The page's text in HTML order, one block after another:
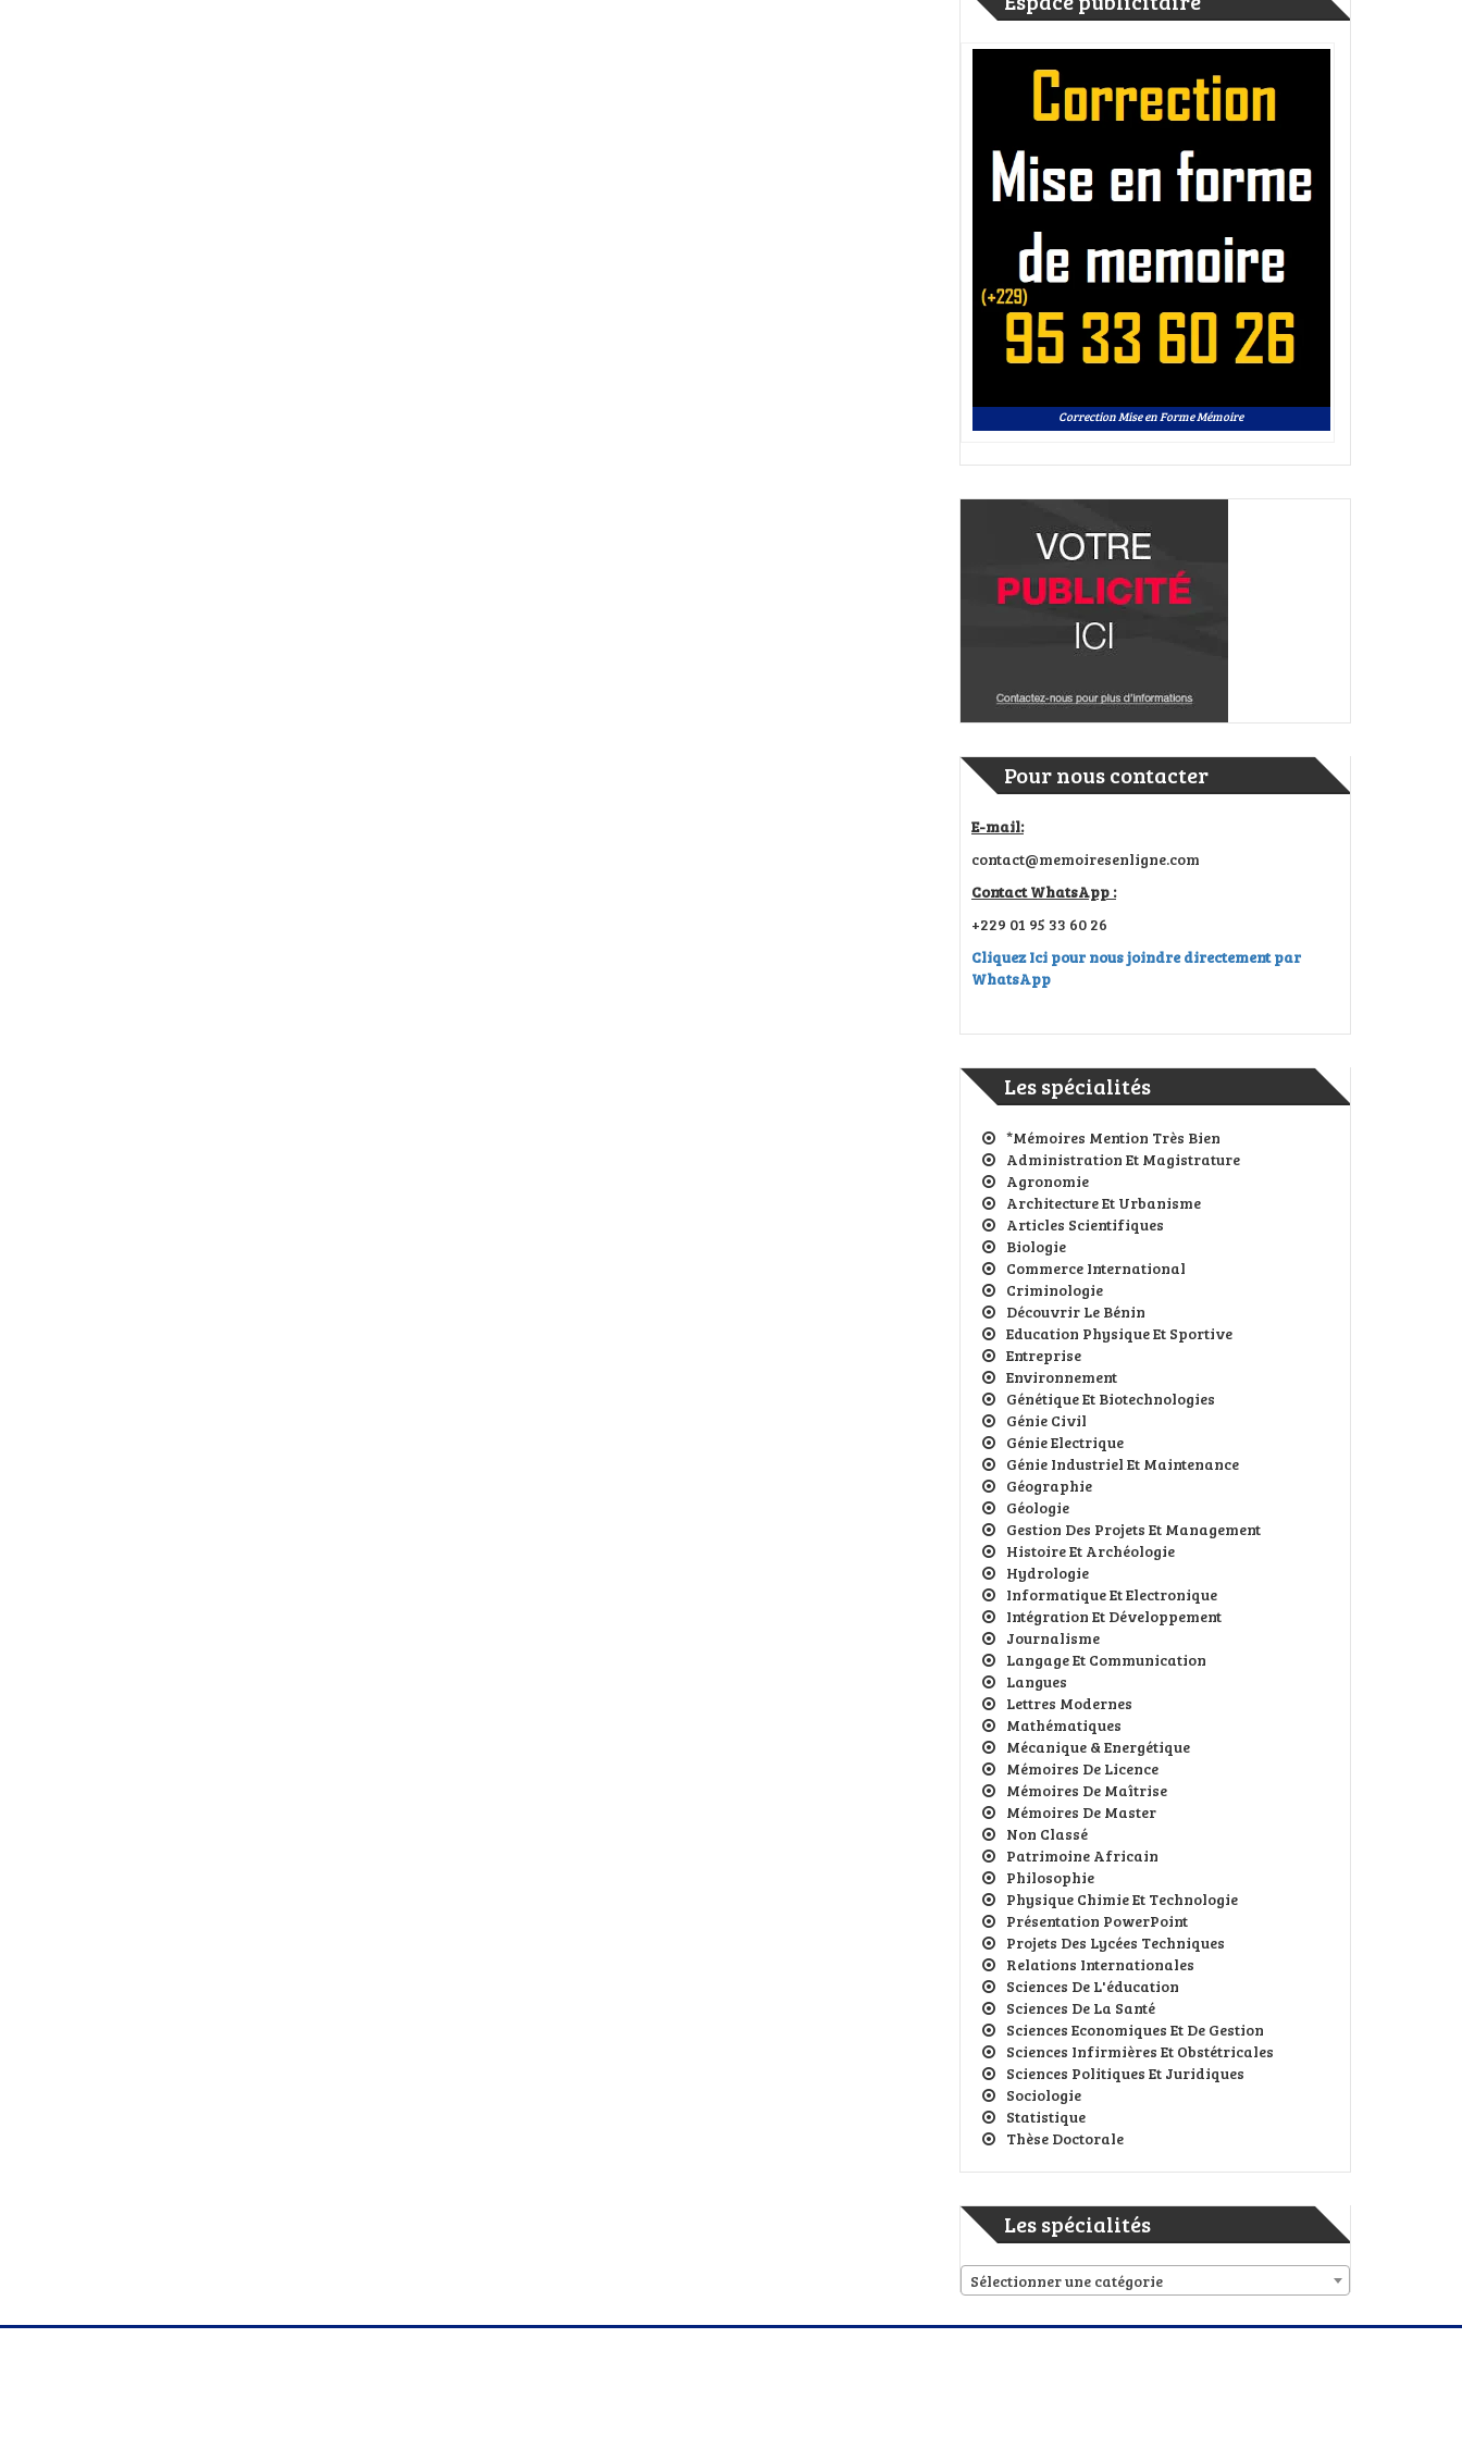
Correction Mise en Forme Mémoire
Pour nous contacter
E-mail:
contact@memoiresenligne.com
Contact WhatsApp :
+229 01 95 33 60 26
Cliquez Ici pour nous joindre directement par
WhatsApp
Les spécialités
*Mémoires Mention Très Bien
Administration Et Magistrature
Agronomie
Architecture Et Urbanisme
Articles Scientifiques
Biologie
Commerce International
Criminologie
Découvrir Le Bénin
Education Physique Et Sportive
Entreprise
Environnement
Génétique Et Biotechnologies
Génie Civil
Génie Electrique
Génie Industriel Et Maintenance
Géographie
Géologie
Gestion Des Projets Et Management
Histoire Et Archéologie
Hydrologie
Informatique Et Electronique
Intégration Et Développement
Journalisme
Langage Et Communication
Langues
Lettres Modernes
Mathématiques
Mécanique & Energétique
Mémoires De Licence
Mémoires De Maîtrise
Mémoires De Master
Non Classé
Patrimoine Africain
Philosophie
Physique Chimie Et Technologie
Présentation PowerPoint
Projets Des Lycées Techniques
Relations Internationales
Sciences De L'éducation
Sciences De La Santé
Sciences Economiques Et De Gestion
Sciences Infirmières Et Obstétricales
Sciences Politiques Et Juridiques
Sociologie
Statistique
Thèse Doctorale
Les spécialités
Sélectionner une catégorie